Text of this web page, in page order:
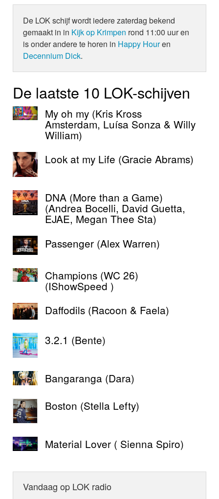
De LOK schijf wordt iedere zaterdag bekend
gemaakt in in Kijk op Krimpen rond 11:00 uur en
is onder andere te horen in Happy Houren
Decennium Dick.
De laatste 10 LOK-schijven
My oh my (Kris Kross
Amsterdam, Luísa Sonza & Willy
William)
Look at my Life (Gracie Abrams)
DNA (More than a Game)
(Andrea Bocelli, David Guetta,
EJAE, Megan Thee Sta)
Passenger (Alex Warren)
Champions (WC 26)
(IShowSpeed )
Daffodils (Racoon & Faela)
3.2.1 (Bente)
Bangaranga (Dara)
Boston (Stella Lefty)
Material Lover ( Sienna Spiro)
Vandaag op LOK radio